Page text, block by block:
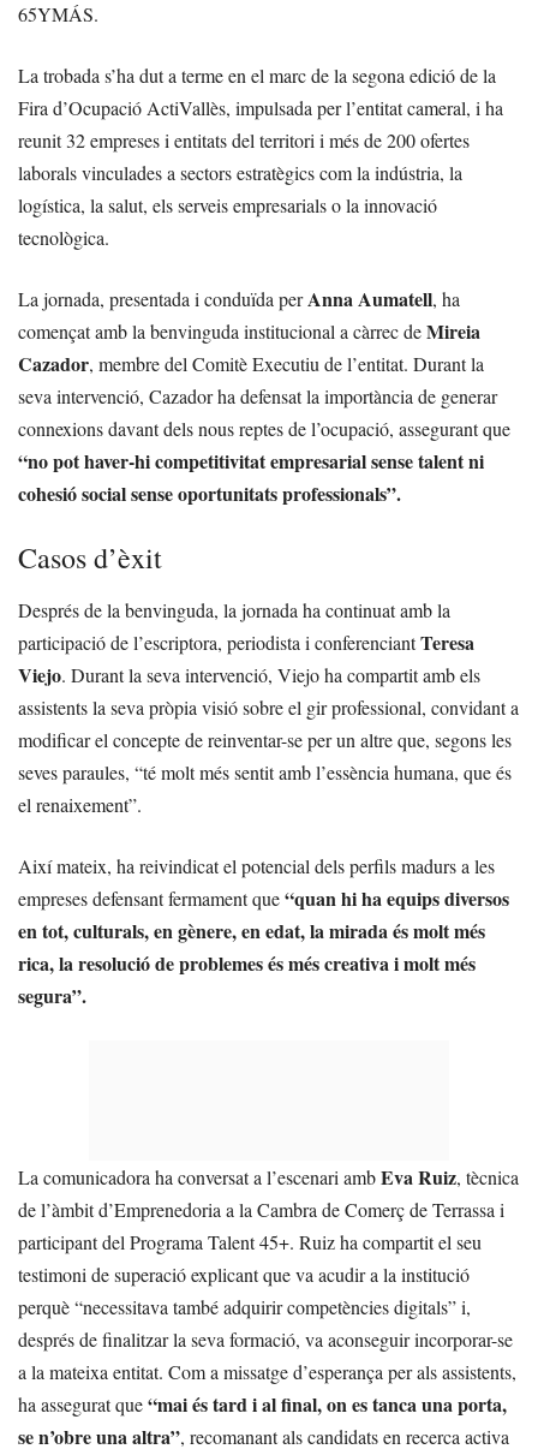
65YMÁS.
La trobada s’ha dut a terme en el marc de la segona edició de la
Fira d’Ocupació ActiVallès, impulsada per l’entitat cameral, i ha
reunit 32 empreses i entitats del territori i més de 200 ofertes
laborals vinculades a sectors estratègics com la indústria, la
logística, la salut, els serveis empresarials o la innovació
tecnològica.
La jornada, presentada i conduïda perAnna Aumatell, ha
començat amb la benvinguda institucional a càrrec deMireia
Cazador, membre del Comitè Executiu de l’entitat. Durant la
seva intervenció, Cazador ha defensat la importància de generar
connexions davant dels nous reptes de l’ocupació, assegurant que
“no pot haver-hi competitivitat empresarial sense talent ni
cohesió social sense oportunitats professionals”.
Casos d’èxit
Després de la benvinguda, la jornada ha continuat amb la
participació de l’escriptora, periodista i conferenciantTeresa
Viejo. Durant la seva intervenció, Viejo ha compartit amb els
assistents la seva pròpia visió sobre el gir professional, convidant a
modificar el concepte de reinventar-se per un altre que, segons les
seves paraules, “té molt més sentit amb l’essència humana, que és
el renaixement”.
Així mateix, ha reivindicat el potencial dels perfils madurs a les
empreses defensant fermament que“quan hi ha equips diversos
en tot, culturals, en gènere, en edat, la mirada és molt més
rica, la resolució de problemes és més creativa i molt més
segura”.
La comunicadora ha conversat a l’escenari ambEva Ruiz, tècnica
de l’àmbit d’Emprenedoria a la Cambra de Comerç de Terrassa i
participant del Programa Talent 45+. Ruiz ha compartit el seu
testimoni de superació explicant que va acudir a la institució
perquè “necessitava també adquirir competències digitals” i,
després de finalitzar la seva formació, va aconseguir incorporar-se
a la mateixa entitat. Com a missatge d’esperança per als assistents,
ha assegurat que“mai és tard i al final, on es tanca una porta,
se n’obre una altra”, recomanant als candidats en recerca activa